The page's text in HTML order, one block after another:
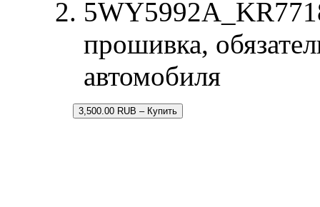
прошивка,
автомобиля
3,500.00 RUB – Купить